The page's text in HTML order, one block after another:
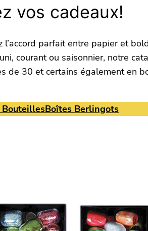
vos cadeaux!
parfait entre papier et
courant ou saisonnier, notre
de 30 et certains également en
BouteillesBoîtes Berlingots